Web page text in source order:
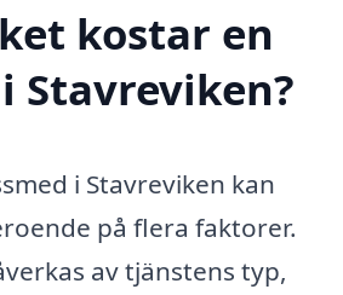
kostar en
Stavreviken?
i Stavreviken kan
på flera faktorer.
av tjänstens typ,